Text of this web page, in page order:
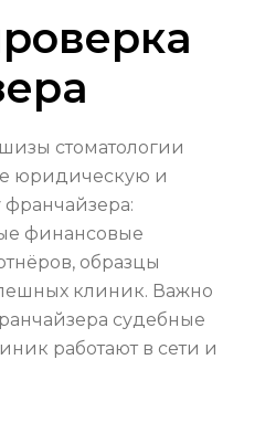
стоматологии
юридическую и
финансовые
образцы
клиник. Важно
судебные
работают в сети и